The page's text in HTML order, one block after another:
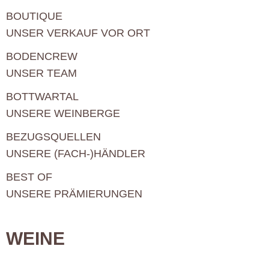
BOUTIQUE
UNSER VERKAUF VOR ORT
BODENCREW
UNSER TEAM
BOTTWARTAL
UNSERE WEINBERGE
BEZUGSQUELLEN
UNSERE (FACH-)HÄNDLER
BEST OF
UNSERE PRÄMIERUNGEN
WEINE